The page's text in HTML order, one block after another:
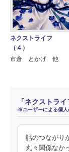
ネクストライフ
（４）
市倉 とかげ 他
「ネクストラ
※ユーザーによる個人
話のつながり
丸々関係なか